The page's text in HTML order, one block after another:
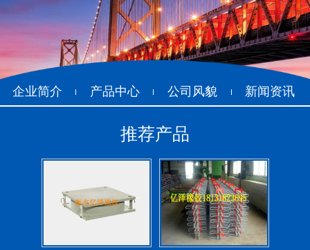
企业简介 产品中心 公司风貌 新闻资讯
推荐产品
圆形四氟板橡胶支座
矩形四氟板滑动橡胶支
座
铁路盆式支座 公路盆式橡胶支座